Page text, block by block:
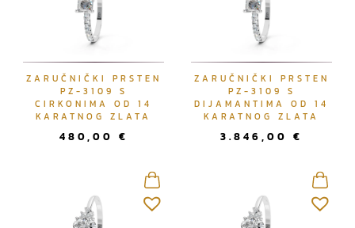
ZARUČNIČKI PRSTEN
PZ-3109 S
CIRKONIMA OD 14
KARATNOG ZLATA
480,00 €
ZARUČNIČKI PRSTEN
PZ-3109 S
DIJAMANTIMA OD 14
KARATNOG ZLATA
3.846,00 €